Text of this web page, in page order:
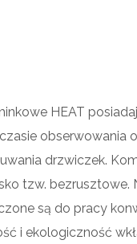
HEAT
obserwowania
drzwiczek.
tzw. bezrusztowe.
są do pracy
i ekologiczność